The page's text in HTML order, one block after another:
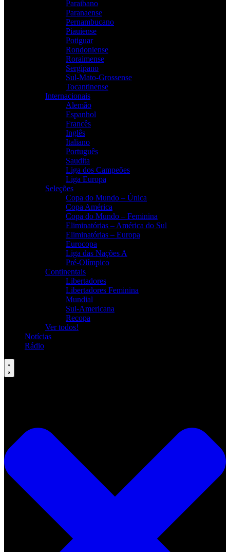
Paraibano
Paranaense
Pernambucano
Piauiense
Potiguar
Rondoniense
Roraimense
Sergipano
Sul-Mato-Grossense
Tocantinense
Internacionais
Alemão
Espanhol
Francês
Inglês
Italiano
Português
Saudita
Liga dos Campeões
Liga Europa
Seleções
Copa do Mundo – Única
Copa América
Copa do Mundo – Feminina
Eliminatórias – América do Sul
Eliminatórias – Europa
Eurocopa
Liga das Nações A
Pré-Olímpico
Continentais
Libertadores
Libertadores Feminina
Mundial
Sul-Americana
Recopa
Ver todos!
Notícias
Rádio